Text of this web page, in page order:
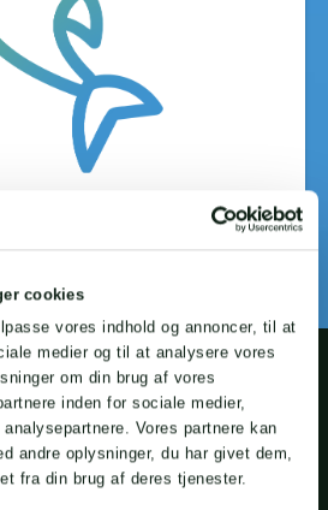
cookies
vores indhold og annoncer, til at
medier og til at analysere vores
om din brug af vores
inden for sociale medier,
Vores partnere kan
andre oplysninger, du har givet dem,
fra din brug af deres tjenester.
muligt